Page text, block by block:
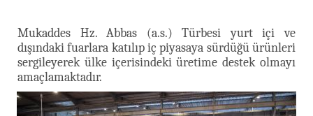
Mukaddes Hz. Abbas (a.s.) Türbesi yurt içi ve
dışındaki fuarlara katılıp iç piyasaya sürdüğü ürünleri
sergileyerek ülke içerisindeki üretime destek olmayı
amaçlamaktadır.